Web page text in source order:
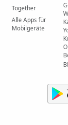
Together
Alle Apps für
Mobilgeräte